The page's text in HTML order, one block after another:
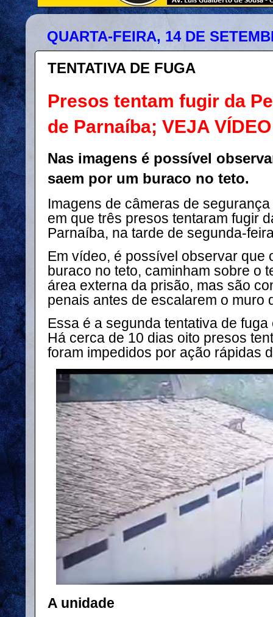
QUARTA-FEIRA, 14 DE
TENTATIVA DE FUGA
Presos tentam fugir da
de Parnaíba; VEJA VÍDEO
Nas imagens é possível
saem por um buraco no teto.
Imagens de câmeras de
em que três presos tentaram fugir
Parnaíba, na tarde de segunda-
Em vídeo, é possível observar que
buraco no teto, caminham sobre o
área externa da prisão, mas são
penais antes de escalarem o muro
Essa é a segunda tentativa de
Há cerca de 10 dias oito presos
foram impedidos por ação rápidas
A unidade